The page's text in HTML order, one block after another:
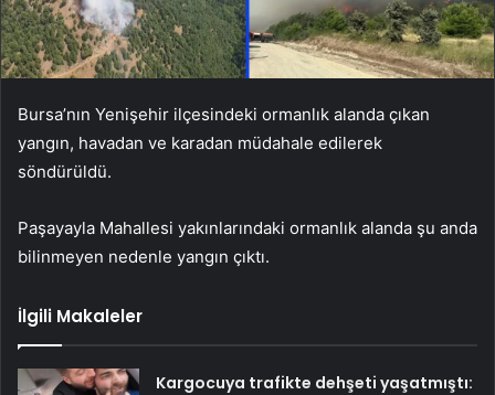
Bursa’nın Yenişehir ilçesindeki ormanlık alanda çıkan
yangın, havadan ve karadan müdahale edilerek
söndürüldü.
Paşayayla Mahallesi yakınlarındaki ormanlık alanda şu anda
bilinmeyen nedenle yangın çıktı.
İlgili Makaleler
Kargocuya trafikte dehşeti yaşatmıştı: